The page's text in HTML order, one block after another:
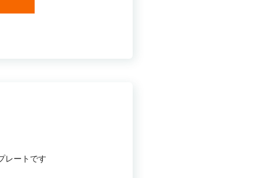
レートです